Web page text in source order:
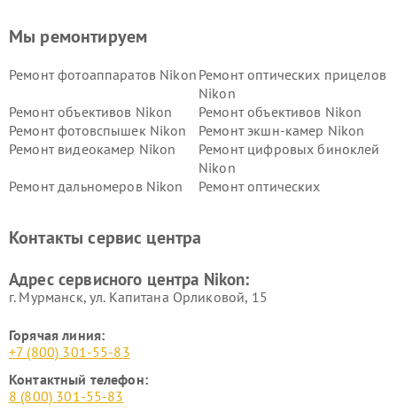
Мы ремонтируем
Ремонт фотоаппаратов Nikon Ремонт оптических прицелов
Nikon
Ремонт объективов Nikon
Ремонт объективов Nikon
Ремонт фотовспышек Nikon
Ремонт экшн-камер Nikon
Ремонт видеокамер Nikon
Ремонт цифровых биноклей
Nikon
Ремонт дальномеров Nikon
Ремонт оптических
Контакты сервис центра
Адрес сервисного центра Nikon:
г. Мурманск, ул. Капитана Орликовой, 15
Горячая линия:
+7 (800) 301-55-83
Контактный телефон:
8 (800) 301-55-83